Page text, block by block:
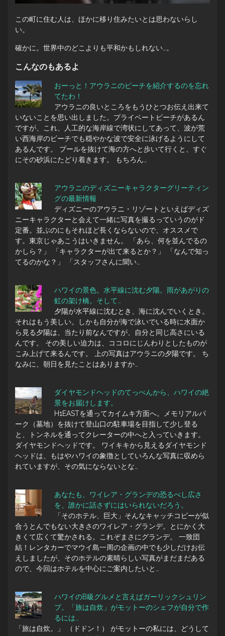
この町に住む人は、ほかに移り住みたいとは思わないらし
い。
確かに。世界中のどこよりも平和かもしれない…。
こんなのもあるよ
おーっと！アウラニのビーチを紹介するのを忘れ
てたわ！
アウラニの良いところをもうひとつお伝え出来て
いないことを思い出しました。プライベートビーチがあるん
ですが、これ、人工的な海岸線で湾状にしてあって、波が荒
い西海岸のビーチでも穏やかな波で安全に泳げるようにして
あるんです。 プールを抜けて海の方へと歩いて行くと、すぐ
にその砂浜にたどり着きます。 もちろん…
アウラニのディズニーキャラクターグリーティン
グの最新情報
ディズニーのアウラニ・リゾートといえばディズ
ニーキャラクターと会えて一緒に写真を撮るっていうのがド
定番。並ぶのにもそれほど長くならないので、オススメで
す。東京じゃあこうはいきません。 「あら、何を並んでるの
かしら？」 「キャラクターが出て来るとか？」 「なんで知っ
てるのかな？」 「スタッフさんに聞い…
ハワイの景色。水平線に沈む夕陽。雨があがりの
虹の架け橋。そして…
夕陽が水平線に沈むとき、海に沈んでいくとき。
それはもう美しい。しかも自分が海で泳いでいる時に水面か
ら見る夕陽は、当たり前なんですが、自分と同じ高さにいる
んです。 その美しい迫力は、ココロにじんわりとしたものが
こみ上げて来るんです。 上の写真はアウラニの夕陽です。 ち
なみに、朝日を見たことはありますか…
ダイヤモンドヘッドのてっぺんから、ハワイの絶
景をお届けします。
H1EASTを通ってカイムキ方面へ。メモリアルパ
ーク（墓地）を抜けて登山口の駐車場を目指して少し登る
と、トンネルを通ってクレーターの中へと入っていきます。
ダイヤモンドヘッドです。 ワイキキから見えるダイヤモンド
ヘッドは、もはやハワイの象徴としていろんな写真に収めら
れていますが、その気にならないとな…
あなたも、ワイレア・グランデの恐るべし広さ
を、誰かに話さずにはいられないだろう。
「そのホテル、巨大」そんなキャッチコピーが似
合うとんでもない大きさのワイレア・グランデ。とにかく大
きくて広くて驚かされる。これぞまさにグランデ。 一致団
結！レンタカーでマウイ島一周の企画の中でも少しだけお伝
えしましたが、そのホテルの素晴らしい写真がまだまだある
ので、今回はホテルを中心にご案内したいと…
ハワイのB級グルメと言えばガーリックシュリン
プ。「旅は自炊」がモットーのシェフが自分で作
るには…
「旅は自炊。」 （ドドン！） がモットーの私には、どうして